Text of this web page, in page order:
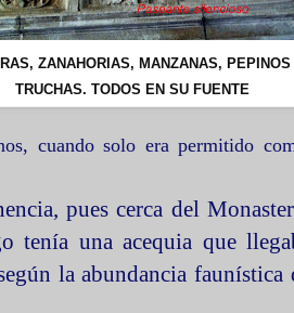
ZANAHORIAS, MANZANAS, PEPINOS
TRUCHAS. TODOS EN SU FUENTE
cuando solo era permitido
pues cerca del
tenía una acequia que
la abundancia faunística